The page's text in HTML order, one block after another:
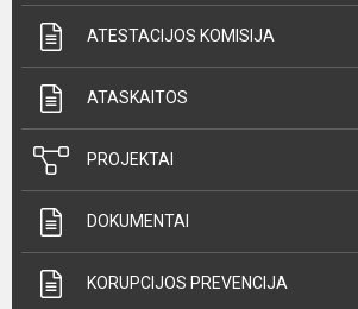
ATESTACIJOS KOMISIJA
ATASKAITOS
PROJEKTAI
DOKUMENTAI
KORUPCIJOS PREVENCIJA